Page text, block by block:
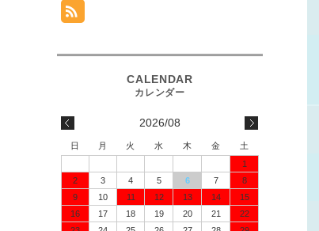
2026/08
日 月 火 水 木 金
土
1
2
3 4 5 6 7
8
9
10 11 12 13 14
15
16
17 18 19 20 21
22